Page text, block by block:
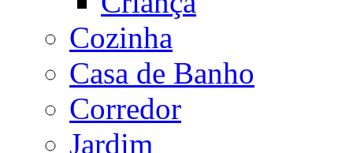
Cozinha
Casa de Banho
Corredor
Jardim